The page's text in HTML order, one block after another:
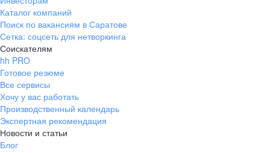
Каталог компаний
Поиск по вакансиям в Саратове
Сетка: соцсеть для нетворкинга
Соискателям
hh PRO
Готовое резюме
Все сервисы
Хочу у вас работать
Производственный календарь
Экспертная рекомендация
Новости и статьи
Блог